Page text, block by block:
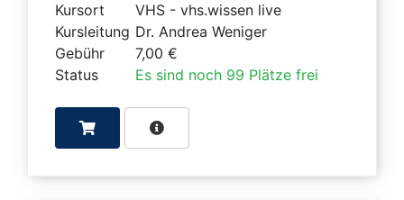
Kursort
VHS - vhs.wissen live
Kursleitung Dr. Andrea Weniger
Gebühr
7,00 €
Status
Es sind noch 99 Plätze frei